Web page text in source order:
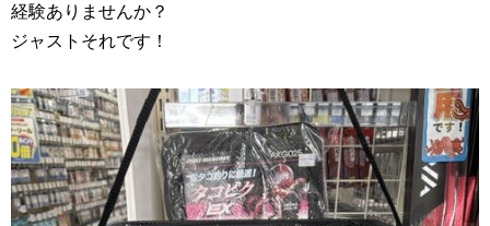
経験ありませんか？
ジャストそれです！